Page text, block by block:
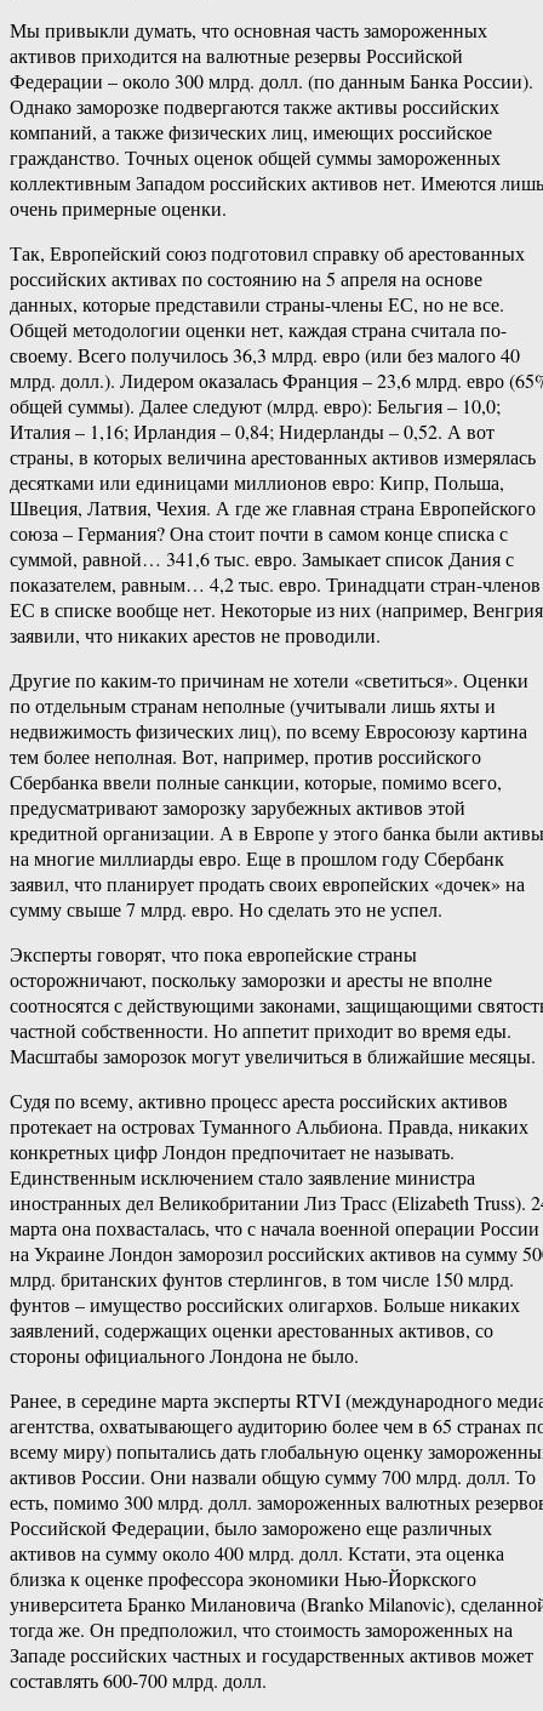
Мы привыкли думать, что основная часть замороженных
активов приходится на валютные резервы Российской
Федерации – около 300 млрд. долл. (по данным Банка России).
Однако заморозке подвергаются также активы российских
компаний, а также физических лиц, имеющих российское
гражданство. Точных оценок общей суммы замороженных
коллективным Западом российских активов нет. Имеются лишь
очень примерные оценки.
Так, Европейский союз подготовил справку об арестованных
российских активах по состоянию на 5 апреля на основе
данных, которые представили страны-члены ЕС, но не все.
Общей методологии оценки нет, каждая страна считала по-
своему. Всего получилось 36,3 млрд. евро (или без малого 40
млрд. долл.). Лидером оказалась Франция – 23,6 млрд. евро
общей суммы). Далее следуют (млрд. евро): Бельгия – 10,0;
Италия – 1,16; Ирландия – 0,84; Нидерланды – 0,52. А вот
страны, в которых величина арестованных активов измерялась
десятками или единицами миллионов евро: Кипр, Польша,
Швеция, Латвия, Чехия. А где же главная страна Европейского
союза – Германия? Она стоит почти в самом конце списка с
суммой, равной… 341,6 тыс. евро. Замыкает список Дания с
показателем, равным… 4,2 тыс. евро. Тринадцати стран-членов
ЕС в списке вообще нет. Некоторые из них (например,
заявили, что никаких арестов не проводили.
Другие по каким-то причинам не хотели «светиться». Оценки
по отдельным странам неполные (учитывали лишь яхты и
недвижимость физических лиц), по всему Евросоюзу картина
тем более неполная. Вот, например, против российского
Сбербанка ввели полные санкции, которые, помимо всего,
предусматривают заморозку зарубежных активов этой
кредитной организации. А в Европе у этого банка были активы
на многие миллиарды евро. Еще в прошлом году Сбербанк
заявил, что планирует продать своих европейских «дочек» на
сумму свыше 7 млрд. евро. Но сделать это не успел.
Эксперты говорят, что пока европейские страны
осторожничают, поскольку заморозки и аресты не вполне
соотносятся с действующими законами, защищающими
частной собственности. Но аппетит приходит во время еды.
Масштабы заморозок могут увеличиться в ближайшие месяцы.
Судя по всему, активно процесс ареста российских активов
протекает на островах Туманного Альбиона. Правда, никаких
конкретных цифр Лондон предпочитает не называть.
Единственным исключением стало заявление министра
иностранных дел Великобритании Лиз Трасс (Elizabeth Truss).
марта она похвасталась, что с начала военной операции России
на Украине Лондон заморозил российских активов на сумму
млрд. британских фунтов стерлингов, в том числе 150 млрд.
фунтов – имущество российских олигархов. Больше никаких
заявлений, содержащих оценки арестованных активов, со
стороны официального Лондона не было.
Ранее, в середине марта эксперты RTVI (международного
агентства, охватывающего аудиторию более чем в 65 странах
всему миру) попытались дать глобальную оценку
активов России. Они назвали общую сумму 700 млрд. долл. То
есть, помимо 300 млрд. долл. замороженных валютных
Российской Федерации, было заморожено еще различных
активов на сумму около 400 млрд. долл. Кстати, эта оценка
близка к оценке профессора экономики Нью-Йоркского
университета Бранко Милановича (Branko Milanovic),
тогда же. Он предположил, что стоимость замороженных на
Западе российских частных и государственных активов может
составлять 600-700 млрд. долл.